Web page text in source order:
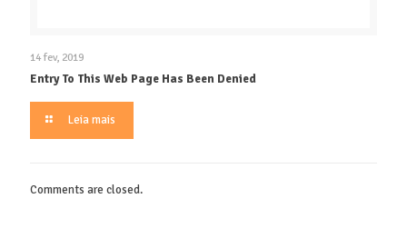
14 fev, 2019
Entry To This Web Page Has Been Denied
Leia mais
Comments are closed.